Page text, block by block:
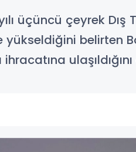
üçüncü çeyrek
yükseldiğini
ulaşıldığını